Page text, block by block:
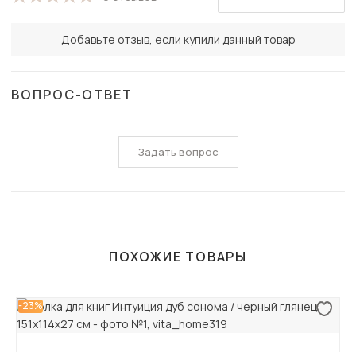
Добавьте отзыв, если купили данный товар
ВОПРОС-ОТВЕТ
Задать вопрос
ПОХОЖИЕ ТОВАРЫ
-23%